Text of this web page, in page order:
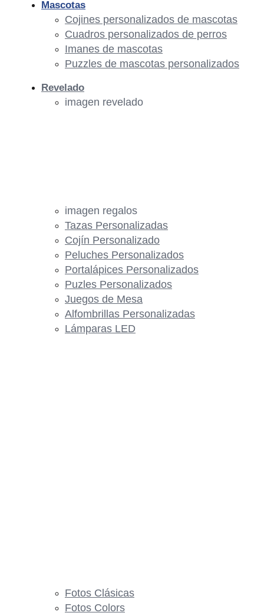
imagen regalos
Tazas Personalizadas
Cojín Personalizado
Peluches Personalizados
Portalápices Personalizados
Puzles Personalizados
Juegos de Mesa
Alfombrillas Personalizadas
Lámparas LED
Mascotas
Cojines personalizados de mascotas
Cuadros personalizados de perros
Imanes de mascotas
Puzzles de mascotas personalizados
Revelado
imagen revelado
Fotos Clásicas
Fotos Colors